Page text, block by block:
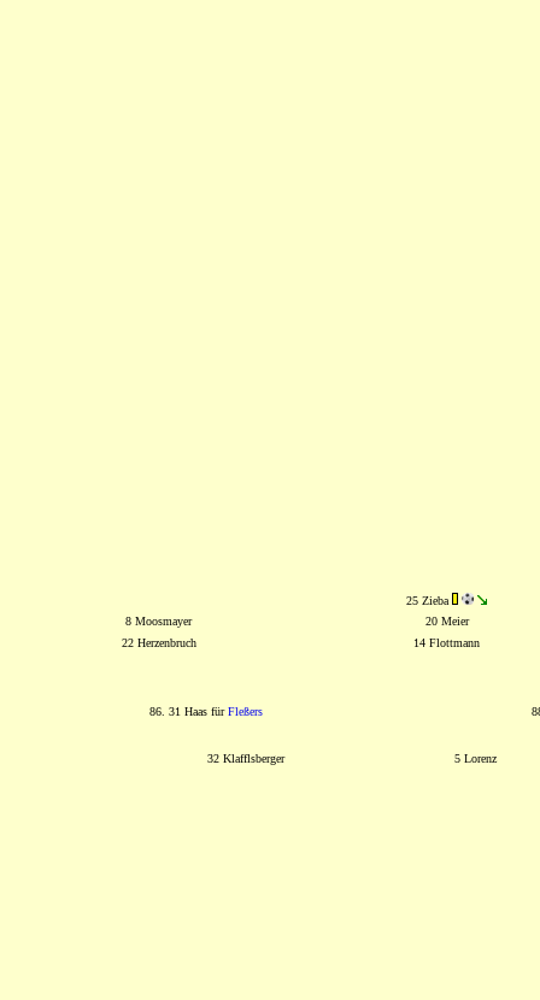
25 Zieba
8 Moosmayer
20 Meier
22 Herzenbruch
14 Flottmann
86. 31 Haas fürFleßers
32 Klafflsberger 5 Lorenz